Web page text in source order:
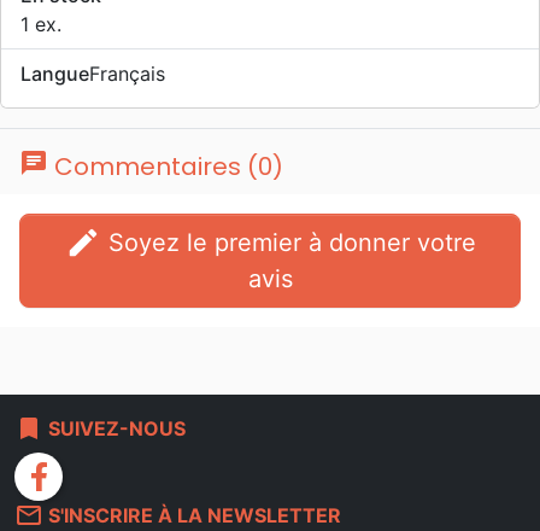
1 ex.
LangueFrançais
chat Commentaires (0)
edit
avis
bookmark SUIVEZ-NOUS
facebook
mail_outline S'INSCRIRE À LA NEWSLETTER